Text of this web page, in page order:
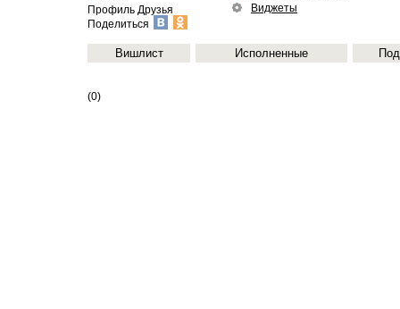
Профиль Друзья
Поделиться
Виджеты
Вишлист Исполненные
(0)